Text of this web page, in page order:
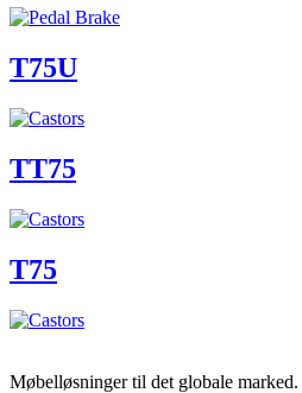
T75U
TT75
T75
Møbelløsninger til det globale marked.